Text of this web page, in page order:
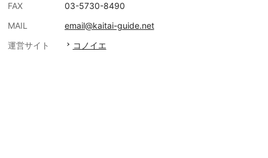
FAX
03-5730-8490
MAIL
email@kaitai-guide.net
運営サイト
コノイエ